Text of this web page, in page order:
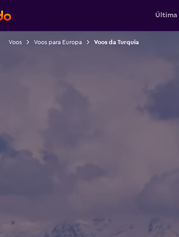
Voos Voos para Europa Voos da Turquia